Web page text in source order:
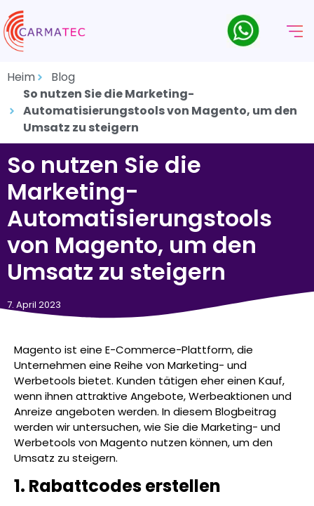
Heim
Blog
So nutzen Sie die Marketing-
Automatisierungstools von Magento, um den
Umsatz zu steigern
So nutzen Sie die
Marketing-
Automatisierungstools
von Magento, um den
Umsatz zu steigern
7. April 2023
Magento ist eine E-Commerce-Plattform, die
Unternehmen eine Reihe von Marketing- und
Werbetools bietet. Kunden tätigen eher einen Kauf,
wenn ihnen attraktive Angebote, Werbeaktionen und
Anreize angeboten werden. In diesem Blogbeitrag
werden wir untersuchen, wie Sie die Marketing- und
Werbetools von Magento nutzen können, um den
Umsatz zu steigern.
1. Rabattcodes erstellen